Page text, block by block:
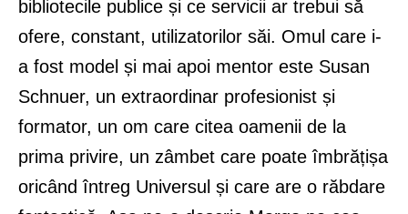
bibliotecile publice și ce servicii ar trebui să
ofere, constant, utilizatorilor săi. Omul care i-
a fost model și mai apoi mentor este Susan
Schnuer, un extraordinar profesionist și
formator, un om care citea oamenii de la
prima privire, un zâmbet care poate îmbrățișa
oricând întreg Universul și care are o răbdare